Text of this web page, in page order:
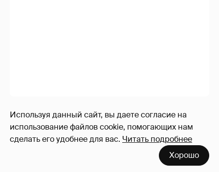
Используя данный сайт, вы даете согласие на
использование файлов cookie, помогающих нам
сделать его удобнее для вас. Читать подробнее
Хорошо
Softporn 89